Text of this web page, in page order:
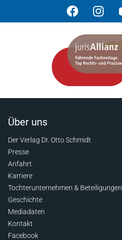
Über uns
Der Verlag Dr. Otto Schmidt
Presse
Anfahrt
Karriere
Tochterunternehmen & Beteiligungen
Geschichte
Mediadaten
Kontakt
Facebook